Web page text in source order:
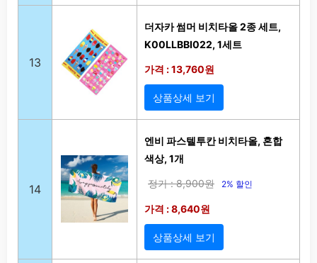
13
더자카 썸머 비치타올 2종 세트,
K00LLBBI022, 1세트
가격 : 13,760원
상품상세 보기
14
엔비 파스텔투칸 비치타올, 혼합
색상, 1개
정가 : 8,900원 2% 할인
가격 : 8,640원
상품상세 보기